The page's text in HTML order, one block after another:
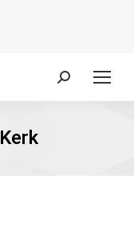
Zoeken: